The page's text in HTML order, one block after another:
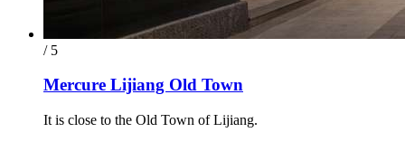
/ 5
Mercure Lijiang Old Town
It is close to the Old Town of Lijiang.